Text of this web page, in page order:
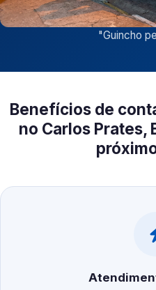
"Guincho
Benefícios de
no Carlos Prates,